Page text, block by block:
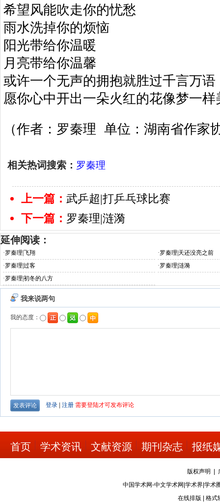
希望风能吹走你的忧愁
雨水洗掉你的烦恼
阳光带给你温暖
月亮带给你温馨
或许一个无声的拥抱就胜过千言万语
愿你心中开出一朵火红的花像梦一样
（作者：罗秦理 单位：湖南省作家
相关热词搜索： 罗秦理
上一篇： 武乒超|打乒乓球比赛
下一篇： 罗秦理|涟漪
延伸阅读：
·罗秦理|飞翔 ·罗秦理|天还没亮之前
·罗秦理|过客 ·罗秦理|涟漪
·罗秦理|初冬的八方
首页 学术资讯 文献资源 期刊杂志 报纸
版权声明
中国学术网-中文学术网|学术界|学术
在线排版
格式